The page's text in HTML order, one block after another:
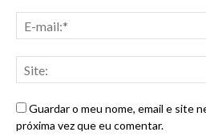
Guardar o meu nome, email e site
próxima vez que eu comentar.